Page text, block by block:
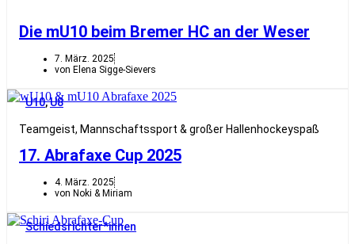
Die mU10 beim Bremer HC an der Weser
7. März. 2025
von Elena Sigge-Sievers
U10,U8
Teamgeist, Mannschaftssport & großer Hallenhockeyspaß
17. Abrafaxe Cup 2025
4. März. 2025
von Noki & Miriam
Schiedsrichter*innen